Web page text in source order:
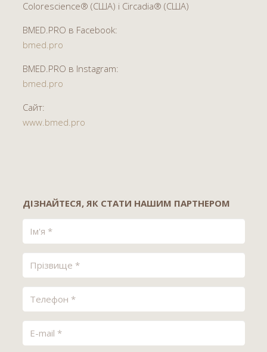
Colorescience® (США) і Circadia® (США)
BMED.PRO в Facebook:
bmed.pro
BMED.PRO в Instagram:
bmed.pro
Сайт:
www.bmed.pro
ДІЗНАЙТЕСЯ, ЯК СТАТИ НАШИМ ПАРТНЕРОМ